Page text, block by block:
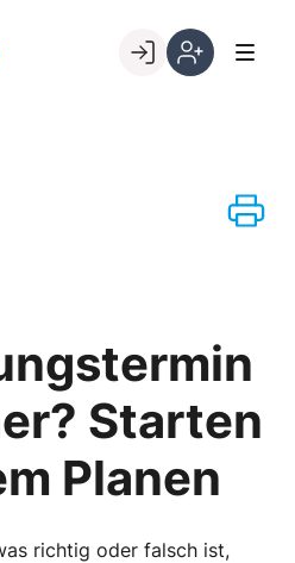
Starten
Planen
richtig oder falsch ist,